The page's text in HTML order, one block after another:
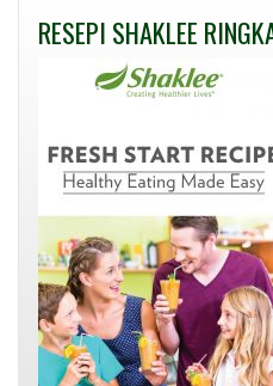
RESEPI SHAKLEE